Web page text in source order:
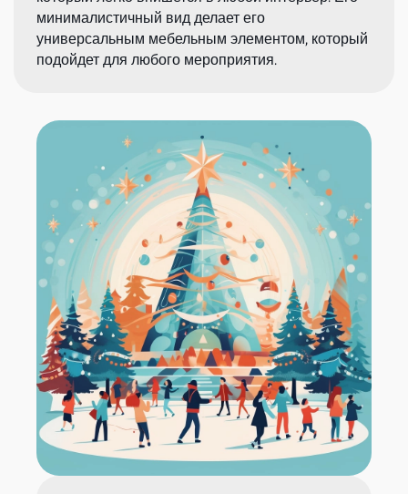
минималистичный вид делает его
универсальным мебельным элементом, который
подойдет для любого мероприятия.